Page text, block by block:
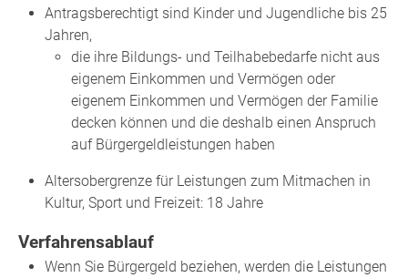
Antragsberechtigt sind Kinder und Jugendliche bis 25
Jahren,
die ihre Bildungs- und Teilhabebedarfe nicht aus
eigenem Einkommen und Vermögen oder
eigenem Einkommen und Vermögen der Familie
decken können und die deshalb einen Anspruch
auf Bürgergeldleistungen haben
Altersobergrenze für Leistungen zum Mitmachen in
Kultur, Sport und Freizeit: 18 Jahre
Verfahrensablauf
Wenn Sie Bürgergeld beziehen, werden die Leistungen